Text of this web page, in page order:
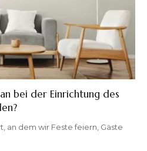
bei der Einrichtung des
an dem wir Feste feiern, Gäste